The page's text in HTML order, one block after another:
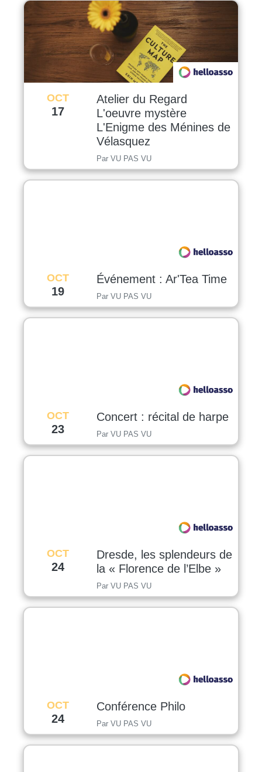
OCT
17
Atelier du Regard
L'oeuvre mystère
L'Enigme des Ménines de
Vélasquez
Par VU PAS VU
OCT
19
Événement : Ar'Tea Time
Par VU PAS VU
OCT
23
Concert : récital de harpe
Par VU PAS VU
OCT
24
Dresde, les splendeurs de
la « Florence de l’Elbe »
Par VU PAS VU
OCT
24
Conférence Philo
Par VU PAS VU